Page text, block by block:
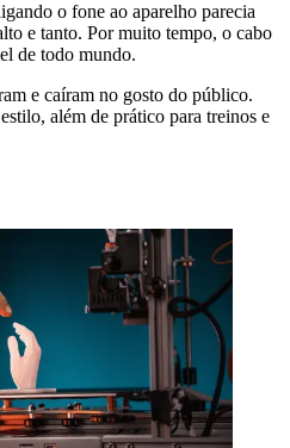
o fone ao aparelho parecia
e tanto. Por muito tempo, o cabo
de todo mundo.
e caíram no gosto do público.
além de prático para treinos e